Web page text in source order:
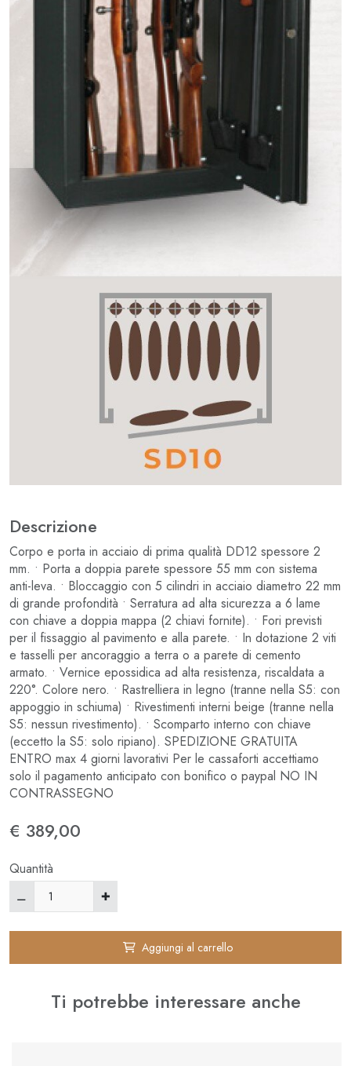
Descrizione
Corpo e porta in acciaio di prima qualità DD12 spessore 2
mm. • Porta a doppia parete spessore 55 mm con sistema
anti-leva. • Bloccaggio con 5 cilindri in acciaio diametro 22 mm
di grande profondità • Serratura ad alta sicurezza a 6 lame
con chiave a doppia mappa (2 chiavi fornite). • Fori previsti
per il fissaggio al pavimento e alla parete. • In dotazione 2 viti
e tasselli per ancoraggio a terra o a parete di cemento
armato. • Vernice epossidica ad alta resistenza, riscaldata a
220°. Colore nero. • Rastrelliera in legno (tranne nella S5: con
appoggio in schiuma) • Rivestimenti interni beige (tranne nella
S5: nessun rivestimento). • Scomparto interno con chiave
(eccetto la S5: solo ripiano). SPEDIZIONE GRATUITA
ENTRO max 4 giorni lavorativi Per le cassaforti accettiamo
solo il pagamento anticipato con bonifico o paypal NO IN
CONTRASSEGNO
€ 389,00
Quantità
Aggiungi al carrello
Ti potrebbe interessare anche